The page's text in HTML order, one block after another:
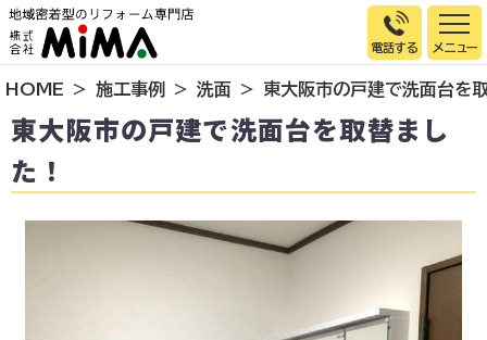
電話する
トップページ
選ばれる理由
施工事例
お客様の声
HOME 施工事例 洗面 東大阪市の戸建で洗面台を
東大阪市の戸建で洗面台を取替まし
た！